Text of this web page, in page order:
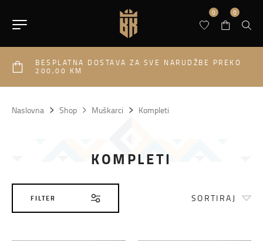
0 0
BESPLATNA DOSTAVA ZA SVE NARUDŽBE PREKO
200,00 KM
Naslovna Shop Muškarci Kompleti
KOMPLETI
FILTER SORTIRAJ